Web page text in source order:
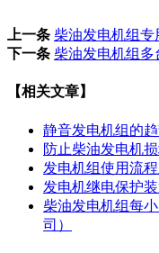
上一条 柴油发电机组专
下一条 柴油发电机组多
【相关文章】
静音发电机组的
防止柴油发电机
发电机组使用流
发电机继电保护
柴油发电机组每
司）